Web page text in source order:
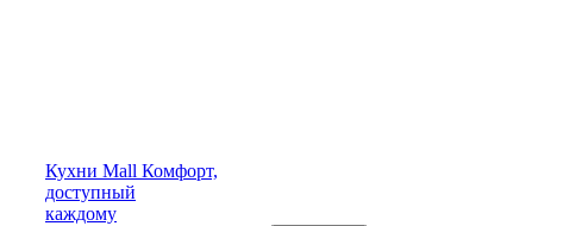
Кухни Mall Комфорт,
доступный
каждому